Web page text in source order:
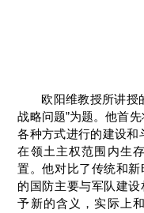
欧阳维教授所讲授
战略问题”为题。他首
各种方式进行的建设和
在领土主权范围内生
置。他对比了传统和
的国防主要与军队建
予新的含义，实际上